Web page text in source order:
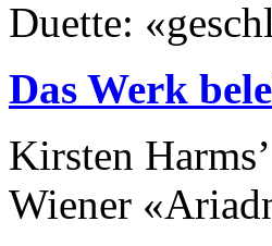
Duette:
Das Werk
Kirsten
Wiener